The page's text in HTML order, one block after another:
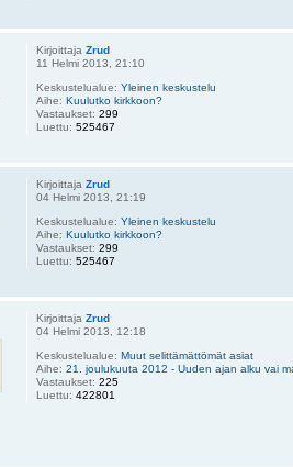
KirjoittajaZrud
11 Helmi 2013, 21:10
Keskustelualue:Yleinen keskustelu
Aihe:Kuulutko kirkkoon?
Vastaukset:299
Luettu:525467
KirjoittajaZrud
04 Helmi 2013, 21:19
Keskustelualue:Yleinen keskustelu
Aihe:Kuulutko kirkkoon?
Vastaukset:299
Luettu:525467
KirjoittajaZrud
04 Helmi 2013, 12:18
Keskustelualue:Muut selittämättömät asiat
Aihe:21. joulukuuta 2012 - Uuden ajan alku vai
Vastaukset:225
Luettu:422801